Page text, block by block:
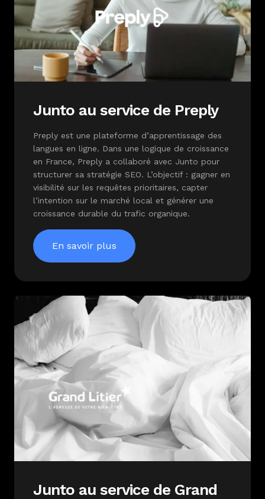
Junto au service de Preply
Preply est une plateforme d’apprentissage des
langues en ligne. Dans une logique de croissance
en France, Preply a collaboré avec Junto pour
structurer sa stratégie SEO. L’objectif : gagner en
visibilité sur les requêtes prioritaires, capter
l’intention sur le marché local et générer une
croissance durable du trafic organique.
En savoir plus
Junto au service de Grand